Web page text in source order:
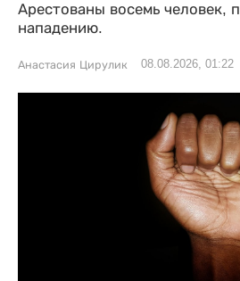
Арестованы восемь человек,
нападению.
Анастасия Цирулик 08.08.2026, 01:22